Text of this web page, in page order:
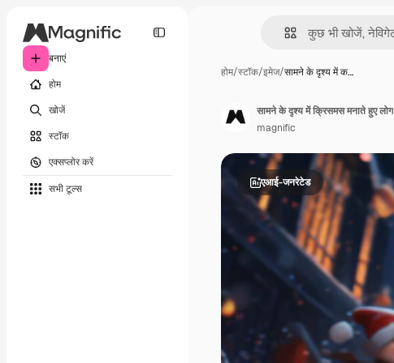
बनाएं
होम
खोजें
स्टॉक
एक्सप्लोर करें
सभी टूल्‍स
होम/स्टॉक/इमेज/सामने के दृश्य में क…
एआई-जनरेटेड
सामने के दृश्य में क्रिसमस मनाते हुए लोग
magnific